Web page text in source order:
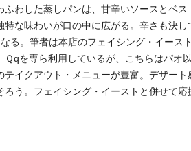
ふわした蒸しパンは、甘辛いソースとベ
特な味わいが口の中に広がる。辛さも決
る。筆者は本店のフェイシング・イース
qを専ら利用しているが、こちらはパオ
イクアウト・メニューが豊富。デザート
う。フェイシング・イーストと併せて応